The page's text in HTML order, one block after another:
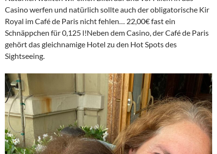
Casino werfen und natürlich sollte auch der obligatorische Kir
Royal im Café de Paris nicht fehlen… 22,00€ fast ein
Schnäppchen für 0,125 l!Neben dem Casino, der Café de Paris
gehört das gleichnamige Hotel zu den Hot Spots des
Sightseeing.